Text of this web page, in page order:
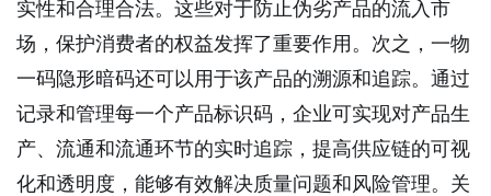
实性和合理合法。这些对于防止伪劣产品的流入市
场，保护消费者的权益发挥了重要作用。次之，一物
一码隐形暗码还可以用于该产品的溯源和追踪。通过
记录和管理每一个产品标识码，企业可实现对产品生
产、流通和流通环节的实时追踪，提高供应链的可视
化和透明度，能够有效解决质量问题和风险管理。关